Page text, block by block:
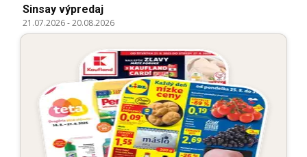
Sinsay výpredaj
21.07.2026-20.08.2026